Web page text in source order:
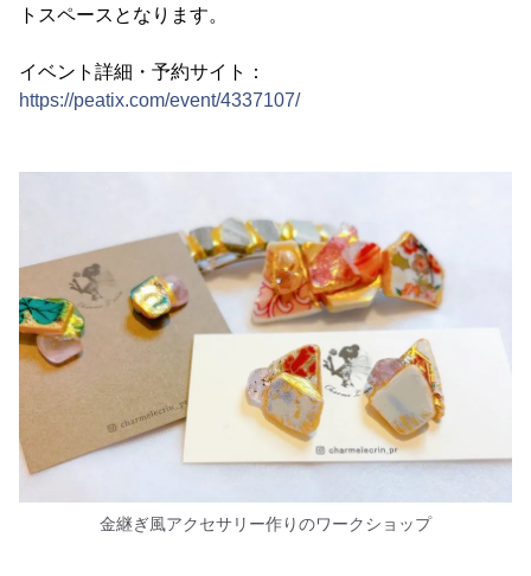
トスペースとなります。
イベント詳細・予約サイト：
https://peatix.com/event/4337107/
金継ぎ風アクセサリー作りのワークショップ